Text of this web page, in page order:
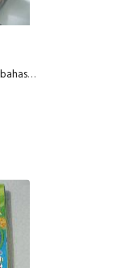
Ensiklopedi Kebahasaan Indonesia Jilid I-III (HC)